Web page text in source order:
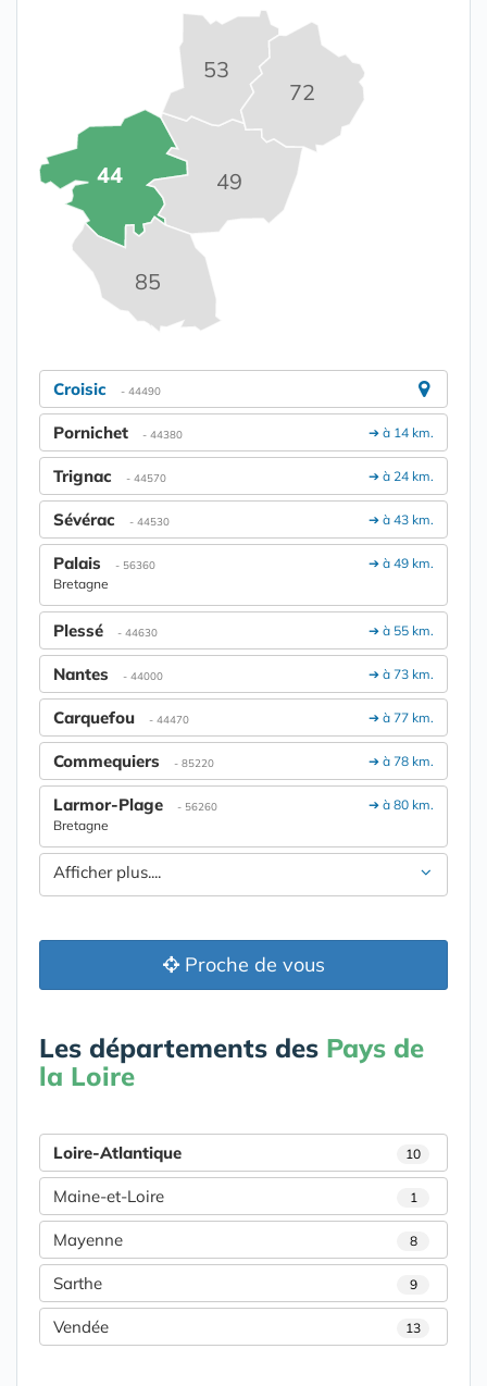
44 49
53
72
85
Croisic - 44490
➔ à 14 km.
Pornichet - 44380
➔ à 24 km.
Trignac - 44570
➔ à 43 km.
Sévérac - 44530
➔ à 49 km.
Palais - 56360
Bretagne
➔ à 55 km.
Plessé - 44630
➔ à 73 km.
Nantes - 44000
➔ à 77 km.
Carquefou - 44470
➔ à 78 km.
Commequiers - 85220
➔ à 80 km.
Larmor-Plage - 56260
Bretagne
Afficher plus....
Proche de vous
Les départements des Pays de
la Loire
Loire-Atlantique 10
Maine-et-Loire 1
Mayenne 8
Sarthe 9
Vendée 13